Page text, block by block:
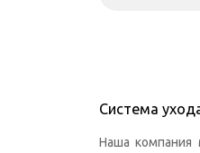
Система
Наша компания